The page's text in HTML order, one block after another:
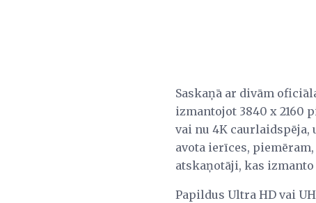
Saskaņā ar divām
izmantojot 3840 x 2160
vai nu 4K caurlaidspēja,
avota ierīces,
atskaņotāji, kas izmanto
Papildus Ultra HD vai